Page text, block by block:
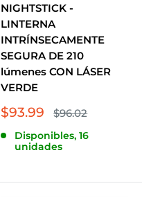
NIGHTSTICK -
LINTERNA
INTRÍNSECAMENTE
SEGURA DE 210
lúmenes CON LÁSER
VERDE
Precio
venta
$93.99 Precio
habitual
$96.02
Disponibles, 16
unidades